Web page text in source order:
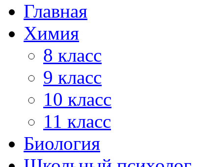
Главная
Химия
8 класс
9 класс
10 класс
11 класс
Биология